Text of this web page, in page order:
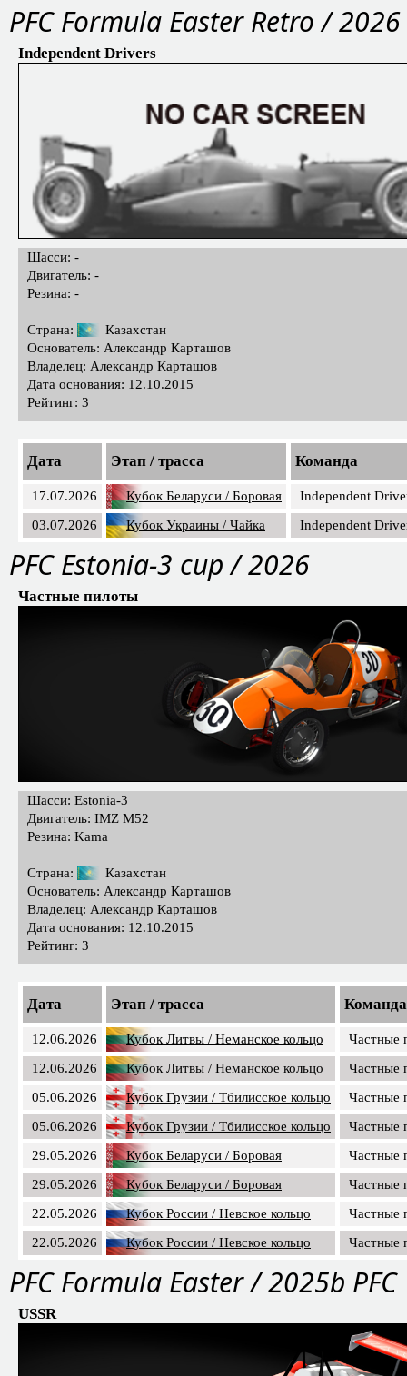
PFС Formula Easter Retro / 2026
Independent Drivers
Шасси: -
Двигатель: -
Резина: -
Страна:
Казахстан
Основатель: Александр Карташов
Владелец: Александр Карташов
Дата основания: 12.10.2015
Рейтинг: 3
Дата Этап / трасса Команда
17.07.2026 Кубок Беларуси / Боровая
Independent
03.07.2026
Кубок Украины / Чайка Independent
PFС Estonia-3 cup / 2026
Частные пилоты
Шасси: Estonia-3
Двигатель: IMZ M52
Резина: Kama
Страна:
Казахстан
Основатель: Александр Карташов
Владелец: Александр Карташов
Дата основания: 12.10.2015
Рейтинг: 3
Дата Этап / трасса Команда
12.06.2026 Кубок Литвы / Неманское кольцо
Частные
12.06.2026
Кубок Литвы / Неманское кольцо
Частные
05.06.2026
Кубок Грузии / Тбилисское кольцо
Частные
05.06.2026
Кубок Грузии / Тбилисское кольцо
Частные
29.05.2026
Кубок Беларуси / Боровая
Частные
29.05.2026
Кубок Беларуси / Боровая
Частные
22.05.2026
Кубок России / Невское кольцо
Частные
22.05.2026
Кубок России / Невское кольцо Частные
PFС Formula Easter / 2025b PFC
USSR